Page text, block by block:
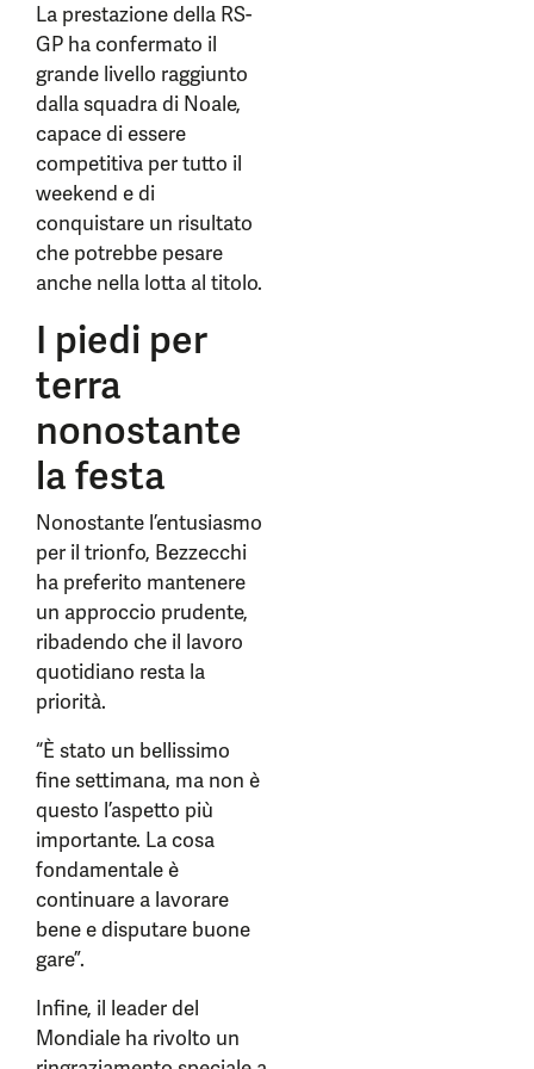
La prestazione della RS-
GP ha confermato il
grande livello raggiunto
dalla squadra di Noale,
capace di essere
competitiva per tutto il
weekend e di
conquistare un risultato
che potrebbe pesare
anche nella lotta al titolo.
I piedi per
terra
nonostante
la festa
Nonostante l’entusiasmo
per il trionfo, Bezzecchi
ha preferito mantenere
un approccio prudente,
ribadendo che il lavoro
quotidiano resta la
priorità.
“È stato un bellissimo
fine settimana, ma non è
questo l’aspetto più
importante. La cosa
fondamentale è
continuare a lavorare
bene e disputare buone
gare”.
Infine, il leader del
Mondiale ha rivolto un